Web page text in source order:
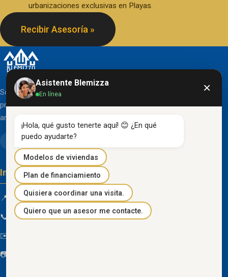
urbanizaciones exclusivas en Playas.
Recibir Asesoría »
Somos una organización líder en el desarrollo de
proyectos inmobiliarios que destacan por su diseño
arquitectónico clásico y acabados de primera línea.
Información de contacto
📍 Km 85 Vía Progreso, Playas, Guayas, Ecuador
📞 096 934 4318
✉️
📷
Asistente Blemizza
En línea ×
¡Hola, qué gusto tenerte aquí! 😊 ¿En qué
puedo ayudarte?
Modelos de viviendas
Plan de financiamiento
Quisiera coordinar una visita.
Quiero que un asesor me contacte.